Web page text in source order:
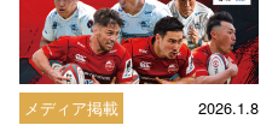
メディア掲載 2026.1.8